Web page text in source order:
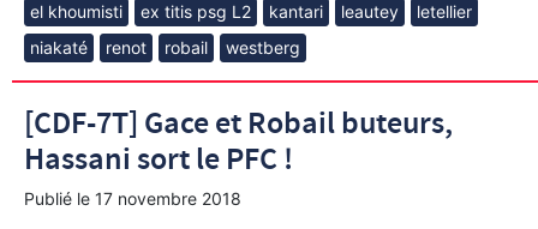
el khoumisti
ex titis psg L2 kantari leautey
letellier
niakaté
renot robail westberg
[CDF-7T] Gace et Robail buteurs,
Hassani sort le PFC !
Publié le 17 novembre 2018